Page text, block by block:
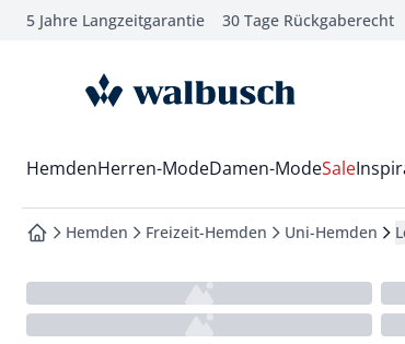
springen
springen
springen
5 Jahre Langzeitgarantie 30 Tage Rückgaberecht
zur Startseite
Wechsel in das Menü mit Pfeil-Runter Taste
HemdenHerren-ModeDamen-ModeSale
zur Startseite
Hemden Freizeit-Hemden Uni-Hemden